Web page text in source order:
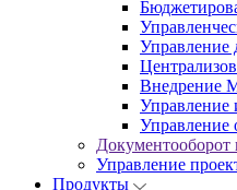
Управление
Внедрение
Управление
Управление
Документооборот
Управление
Продукты